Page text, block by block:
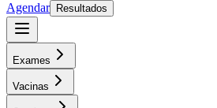
Agendar
Resultados
Exames
Vacinas